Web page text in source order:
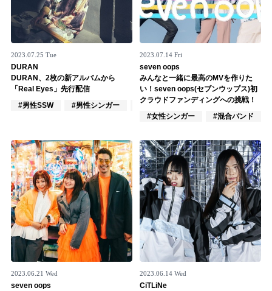
2023.07.25 Tue
DURAN
DURAN、2枚の新アルバムから
「Real Eyes」先行配信
#男性SSW
#男性シンガー #混合バンド
2023.07.14 Fri
seven oops
みんなと一緒に最高のMVを作りた
い！seven oops(セブンウップス)初
クラウドファンディングへの挑戦！
#女性シンガー
#混合バンド
2023.06.21 Wed
seven oops
2023.06.14 Wed
CiTLiNe